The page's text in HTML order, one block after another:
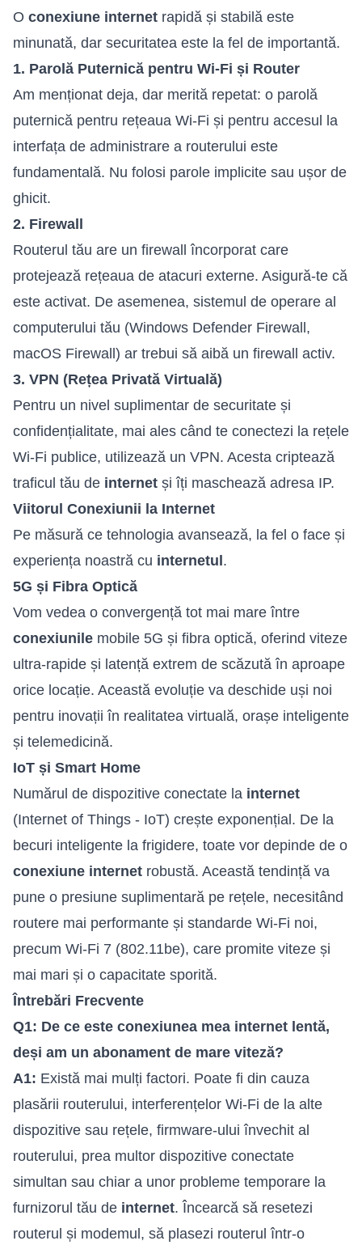
O conexiune internet rapidă și stabilă este
minunată, dar securitatea este la fel de importantă.
1. Parolă Puternică pentru Wi-Fi și Router
Am menționat deja, dar merită repetat: o parolă
puternică pentru rețeaua Wi-Fi și pentru accesul la
interfața de administrare a routerului este
fundamentală. Nu folosi parole implicite sau ușor de
ghicit.
2. Firewall
Routerul tău are un firewall încorporat care
protejează rețeaua de atacuri externe. Asigură-te că
este activat. De asemenea, sistemul de operare al
computerului tău (Windows Defender Firewall,
macOS Firewall) ar trebui să aibă un firewall activ.
3. VPN (Rețea Privată Virtuală)
Pentru un nivel suplimentar de securitate și
confidențialitate, mai ales când te conectezi la rețele
Wi-Fi publice, utilizează un VPN. Acesta criptează
traficul tău de internet și îți maschează adresa IP.
Viitorul Conexiunii la Internet
Pe măsură ce tehnologia avansează, la fel o face și
experiența noastră cu internetul.
5G și Fibra Optică
Vom vedea o convergență tot mai mare între
conexiunile mobile 5G și fibra optică, oferind viteze
ultra-rapide și latență extrem de scăzută în aproape
orice locație. Această evoluție va deschide uși noi
pentru inovații în realitatea virtuală, orașe inteligente
și telemedicină.
IoT și Smart Home
Numărul de dispozitive conectate la internet
(Internet of Things - IoT) crește exponențial. De la
becuri inteligente la frigidere, toate vor depinde de o
conexiune internet robustă. Această tendință va
pune o presiune suplimentară pe rețele, necesitând
routere mai performante și standarde Wi-Fi noi,
precum Wi-Fi 7 (802.11be), care promite viteze și
mai mari și o capacitate sporită.
Întrebări Frecvente
Q1: De ce este conexiunea mea internet lentă,
deși am un abonament de mare viteză?
A1: Există mai mulți factori. Poate fi din cauza
plasării routerului, interferențelor Wi-Fi de la alte
dispozitive sau rețele, firmware-ului învechit al
routerului, prea multor dispozitive conectate
simultan sau chiar a unor probleme temporare la
furnizorul tău de internet. Încearcă să resetezi
routerul și modemul, să plasezi routerul într-o